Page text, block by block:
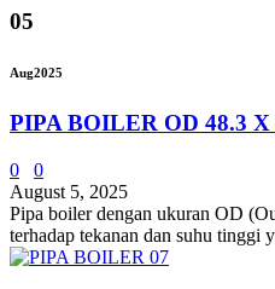
05
Aug2025
PIPA BOILER OD 48.3
0
0
August 5, 2025
Pipa boiler dengan ukuran OD
terhadap tekanan dan suhu tinggi